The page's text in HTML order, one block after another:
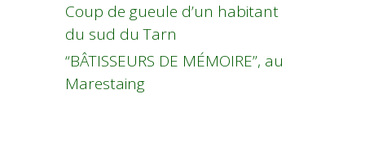
Coup de gueule d’un habitant
du sud du Tarn
“BÂTISSEURS DE MÉMOIRE”, au
Marestaing